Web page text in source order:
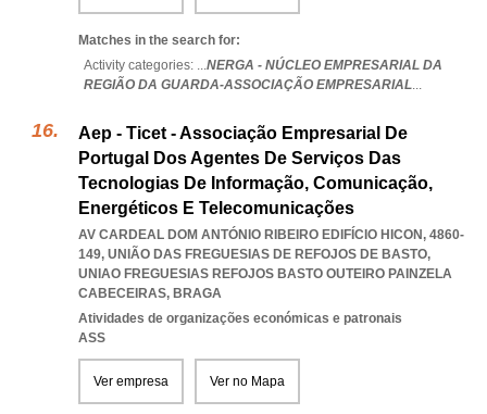
Matches in the search for:
Activity categories: ...NERGA - NÚCLEO EMPRESARIAL DA
REGIÃO DA GUARDA-ASSOCIAÇÃO EMPRESARIAL...
Aep - Ticet - Associação Empresarial De
Portugal Dos Agentes De Serviços Das
Tecnologias De Informação, Comunicação,
Energéticos E Telecomunicações
AV CARDEAL DOM ANTÓNIO RIBEIRO EDIFÍCIO HICON, 4860-
149, UNIÃO DAS FREGUESIAS DE REFOJOS DE BASTO,
UNIAO FREGUESIAS REFOJOS BASTO OUTEIRO PAINZELA
CABECEIRAS, BRAGA
Atividades de organizações económicas e patronais
ASS
Ver empresa Ver no Mapa